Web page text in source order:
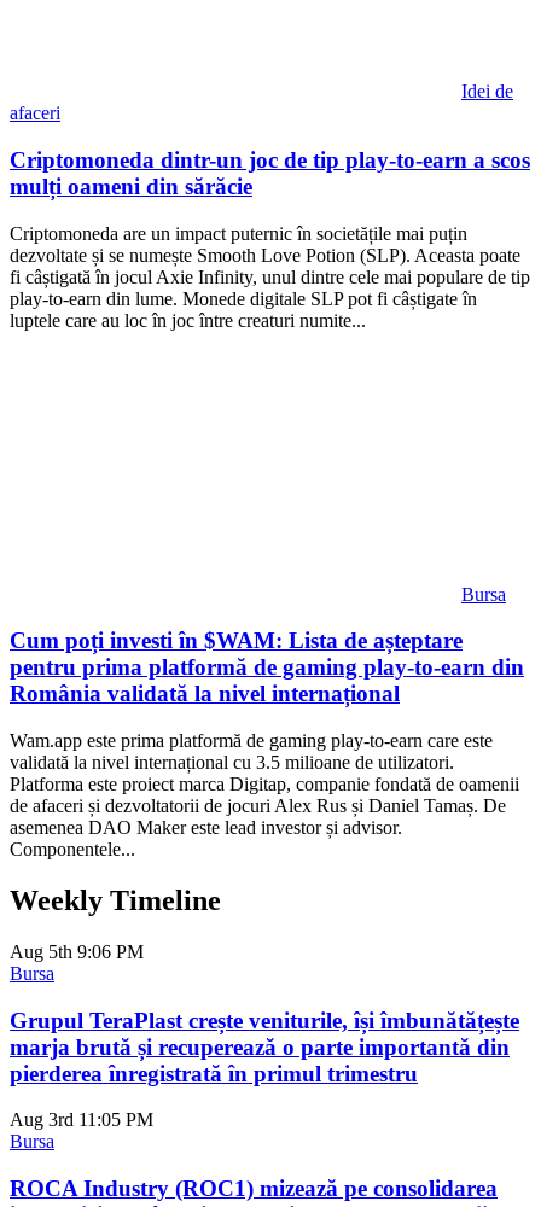
Idei de
afaceri
Criptomoneda dintr-un joc de tip play-to-earn a scos
mulți oameni din sărăcie
Criptomoneda are un impact puternic în societățile mai puțin
dezvoltate și se numește Smooth Love Potion (SLP). Aceasta poate
fi câștigată în jocul Axie Infinity, unul dintre cele mai populare de tip
play-to-earn din lume. Monede digitale SLP pot fi câștigate în
luptele care au loc în joc între creaturi numite...
Bursa
Cum poți investi în $WAM: Lista de așteptare
pentru prima platformă de gaming play-to-earn din
România validată la nivel internațional
Wam.app este prima platformă de gaming play-to-earn care este
validată la nivel internațional cu 3.5 milioane de utilizatori.
Platforma este proiect marca Digitap, companie fondată de oamenii
de afaceri și dezvoltatorii de jocuri Alex Rus și Daniel Tamaș. De
asemenea DAO Maker este lead investor și advisor.
Componentele...
Weekly Timeline
Aug 5th 9:06 PM
Bursa
Grupul TeraPlast crește veniturile, își îmbunătățește
marja brută și recuperează o parte importantă din
pierderea înregistrată în primul trimestru
Aug 3rd 11:05 PM
Bursa
ROCA Industry (ROC1) mizează pe consolidarea